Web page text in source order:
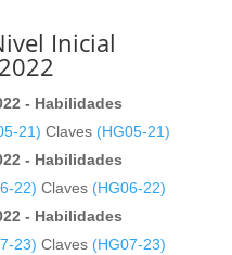
Inicial
- Habilidades
21) Claves (HG05-21)
- Habilidades
22) Claves (HG06-22)
- Habilidades
23) Claves (HG07-23)